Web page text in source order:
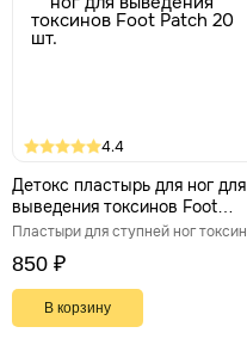
4.4
Детокс пластырь для ног для
выведения токсинов Foot
Patch 20 шт.
850 ₽
В корзину